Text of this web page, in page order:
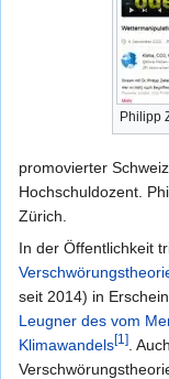
Philipp
promovierter
Hochschuldozent.
Zürich.
In der Öffentlichkeit
seit 2014) in
Leugner des vom
Klimawandels[1] .